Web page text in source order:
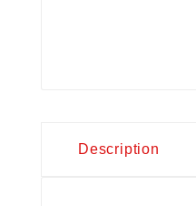
Description